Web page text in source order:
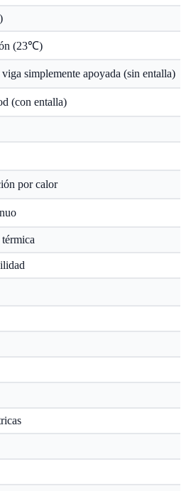
(23℃)
simplemente apoyada (sin entalla)
(con entalla)
por calor